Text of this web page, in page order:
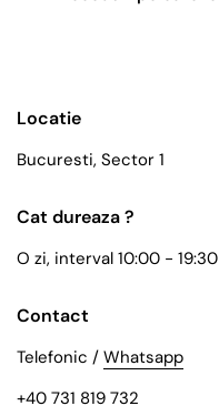
Locatie
Bucuresti, Sector 1
Cat dureaza ?
O zi, interval 10:00 - 19:30
Contact
Telefonic / Whatsapp
+40 731 819 732